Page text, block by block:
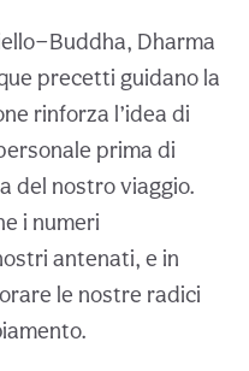
Dharma
precetti guidano la
rinforza l’idea di
prima di
del nostro viaggio.
i numeri
antenati, e in
le nostre radici